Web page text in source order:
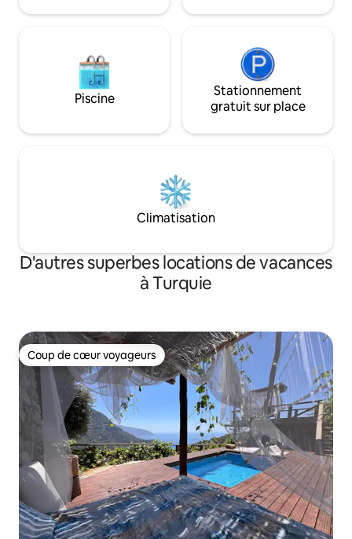
principale avec un très grand lit, un
Piscine
Stationnement
gratuit sur place
Climatisation
D'autres superbes locations de vacances
à Turquie
Coup de cœur voyageurs
Coup de cœur voyageurs